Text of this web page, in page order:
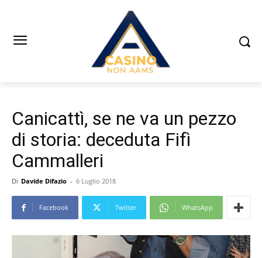
Canicattì, se ne va un pezzo
di storia: deceduta Fifì
Cammalleri
Di Davide Difazio - 6 Luglio 2018
Facebook Twitter WhatsApp